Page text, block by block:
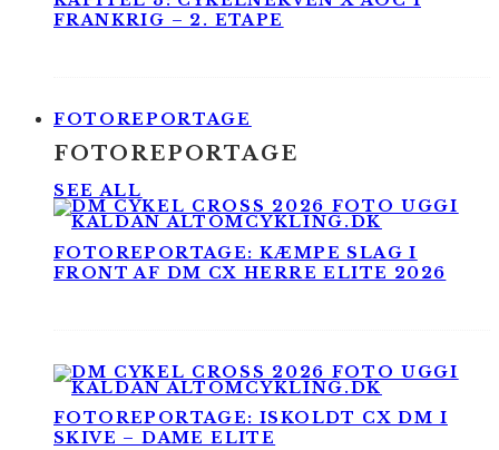
FRANKRIG – 2. ETAPE
FOTOREPORTAGE
FOTOREPORTAGE
SEE ALL
FOTOREPORTAGE: KÆMPE SLAG I
FRONT AF DM CX HERRE ELITE 2026
FOTOREPORTAGE: ISKOLDT CX DM I
SKIVE – DAME ELITE